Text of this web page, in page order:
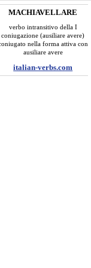
MACHIAVELLARE
verbo intransitivo della I
coniugazione (ausiliare avere)
nella forma attiva con
ausiliare avere
italian-verbs.com